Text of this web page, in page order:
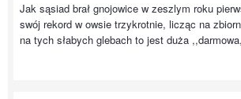
Jak sąsiad brał gnojowice w zeszlym roku
swój rekord w owsie trzykrotnie, licząc na
na tych słabych glebach to jest duża